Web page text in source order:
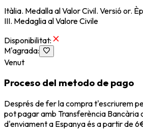
Itàlia. Medalla al Valor Civil. Versió or.
III. Medaglia al Valore Civile
Disponibilitat:
M'agrada:
Venut
Proceso del metodo de pago
Després de fer la compra t'escriurem
pot pagar amb Transferència Bancària
d'enviament a Espanya és a partir de